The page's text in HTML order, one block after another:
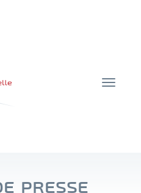
Toggle
presse